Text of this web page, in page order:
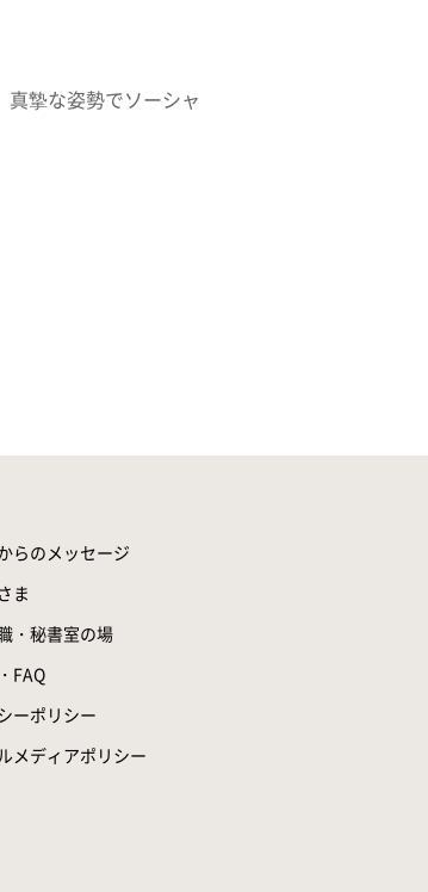
摯な姿勢でソーシャ
らのメッセージ
ま
・秘書室の場
FAQ
ーポリシー
メディアポリシー